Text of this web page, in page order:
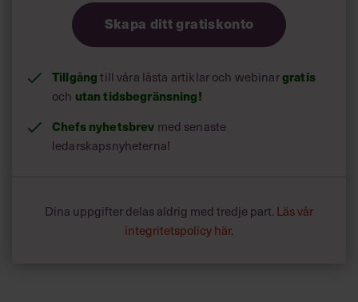
Skapa ditt gratiskonto
Tillgång till våra låsta artiklar och webinargratis
och utan tidsbegränsning!
Chefs nyhetsbrev med senaste
ledarskapsnyheterna!
Dina uppgifter delas aldrig med tredje part. Läs vår
integritetspolicy här.